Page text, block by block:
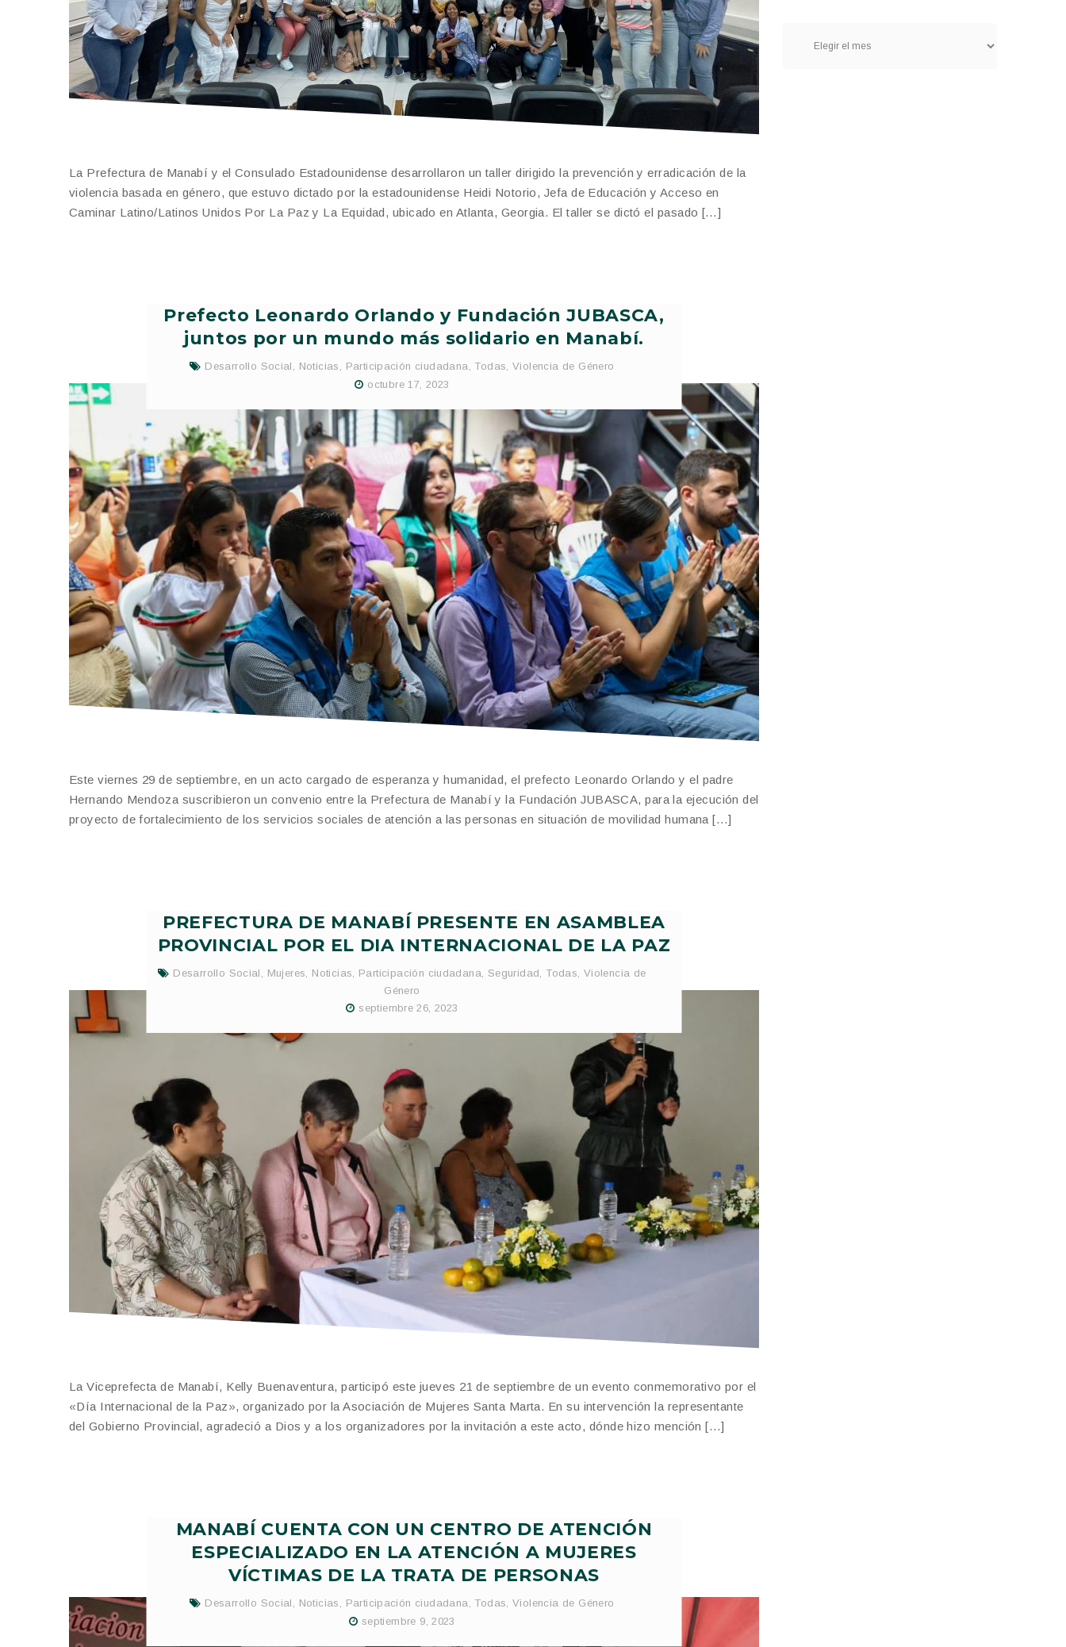
La Prefectura de Manabí y el Consulado Estadounidense desarrollaron un taller dirigido la prevención y erradicación de la
violencia basada en género, que estuvo dictado por la estadounidense Heidi Notorio, Jefa de Educación y Acceso en
Caminar Latino/Latinos Unidos Por La Paz y La Equidad, ubicado en Atlanta, Georgia. El taller se dictó el pasado […]
Prefecto Leonardo Orlando y Fundación JUBASCA,
juntos por un mundo más solidario en Manabí.
Desarrollo Social , Noticias , Participación ciudadana, Todas,Violencia de Género
octubre 17, 2023
Este viernes 29 de septiembre, en un acto cargado de esperanza y humanidad, el prefecto Leonardo Orlando y el padre
Hernando Mendoza suscribieron un convenio entre la Prefectura de Manabí y la Fundación JUBASCA, para la ejecución del
proyecto de fortalecimiento de los servicios sociales de atención a las personas en situación de movilidad humana […]
PREFECTURA DE MANABÍ PRESENTE EN ASAMBLEA
PROVINCIAL POR EL DIA INTERNACIONAL DE LA PAZ
Desarrollo Social Mujeres Noticias Participación ciudadana Seguridad Todas Violencia de
Género
septiembre 26, 2023
La Viceprefecta de Manabí, Kelly Buenaventura, participó este jueves 21 de septiembre de un evento conmemorativo por el
«Día Internacional de la Paz», organizado por la Asociación de Mujeres Santa Marta. En su intervención la representante
del Gobierno Provincial, agradeció a Dios y a los organizadores por la invitación a este acto, dónde hizo mención […]
MANABÍ CUENTA CON UN CENTRO DE ATENCIÓN
ESPECIALIZADO EN LA ATENCIÓN A MUJERES
VÍCTIMAS DE LA TRATA DE PERSONAS
Desarrollo Social , Noticias , Participación ciudadana, Todas,Violencia de Género
septiembre 9, 2023